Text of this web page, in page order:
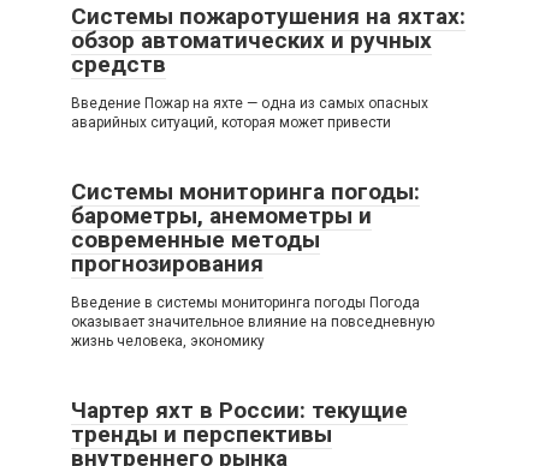
Системы пожаротушения на яхтах:
обзор автоматических и ручных
средств
Введение Пожар на яхте — одна из самых опасных
аварийных ситуаций, которая может привести
Системы мониторинга погоды:
барометры, анемометры и
современные методы
прогнозирования
Введение в системы мониторинга погоды Погода
оказывает значительное влияние на повседневную
жизнь человека, экономику
Чартер яхт в России: текущие
тренды и перспективы
внутреннего рынка